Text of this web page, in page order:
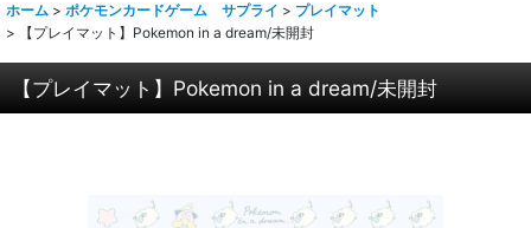
ホーム > ポケモンカードゲーム サプライ > プレイマット
>
【プレイマット】Pokemon in a dream/未開封
【プレイマット】Pokemon in a dream/未開封